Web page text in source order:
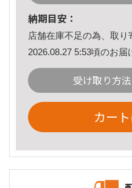
納期目安：
店舗在庫不足の為、取り
2026.08.27 5:53頃のお届
受け取り方
カー